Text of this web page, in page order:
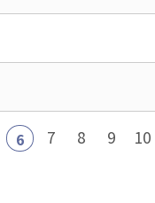
6 7 8 9 10